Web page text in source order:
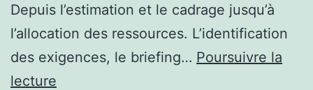
Depuis l’estimation et le cadrage jusqu’à
l’allocation des ressources. L’identification
des exigences, le briefing… Poursuivre la
lecture